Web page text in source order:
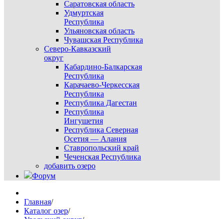
Саратовская область
Удмуртская
Республика
Ульяновская область
Чувашская Республика
Северо-Кавказский
округ
Кабардино-Балкарская
Республика
Карачаево-Черкесская
Республика
Республика Дагестан
Республика
Ингушетия
Республика Северная
Осетия — Алания
Ставропольский край
Чеченская Республика
добавить озеро
Форум
Главная/
Каталог озер/